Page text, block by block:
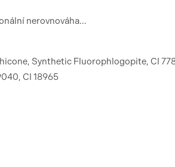
nerovnováha…
Synthetic Fluorophlogopite, CI
CI 18965